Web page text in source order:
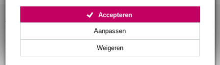
Weigeren
Aanpassen
Accepteren